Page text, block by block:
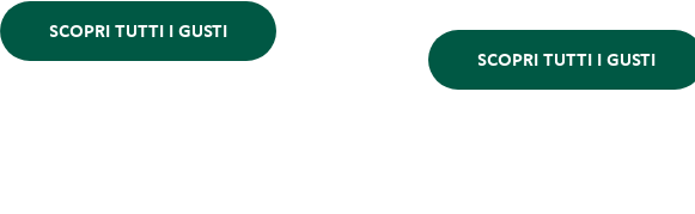
SCOPRI TUTTI I GUSTI
SCOPRI TUTTI I GUSTI